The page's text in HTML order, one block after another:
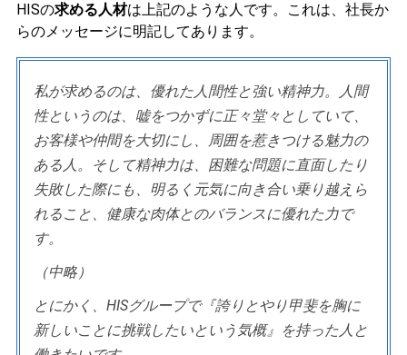
HISの求める人材は上記のような人です。これは、社長か
らのメッセージに明記してあります。
私が求めるのは、優れた人間性と強い精神力。人間
性というのは、嘘をつかずに正々堂々としていて、
お客様や仲間を大切にし、周囲を惹きつける魅力の
ある人。そして精神力は、困難な問題に直面したり
失敗した際にも、明るく元気に向き合い乗り越えら
れること、健康な肉体とのバランスに優れた力で
す。
（中略）
とにかく、HISグループで『誇りとやり甲斐を胸に
新しいことに挑戦したいという気概』を持った人と